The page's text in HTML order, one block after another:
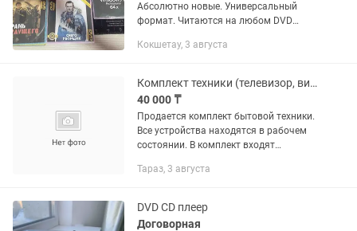
Абсолютно новые. Универсальный
формат. Читаются на любом DVD
любого фильма который понадобится.
активация...
Кокшетау, 3 августа
Комплект техники (телевизор, видеомагнитофон, DVD, ресивер)
40 000 ₸
Продается комплект бытовой техники.
Все устройства находятся в рабочем
состоянии. В комплект входят
подключения. Состав лота: ЭЛТ-
Samsung (4...
Тараз, 3 августа
DVD CD плеер
Договорная